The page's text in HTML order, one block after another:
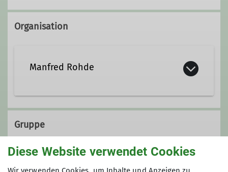
Organisation
Manfred Rohde
Gruppe
Alpine Wandergruppe
Diese Website verwendet Cookies